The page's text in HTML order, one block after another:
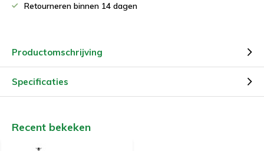
Retourneren binnen 14 dagen
Productomschrijving
Specificaties
Recent bekeken